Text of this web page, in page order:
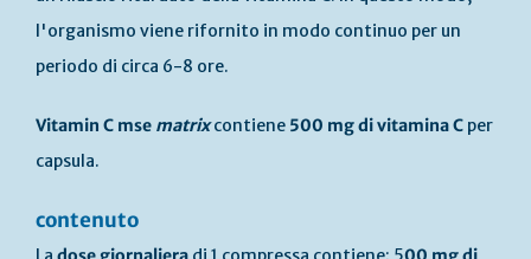
l'organismo viene rifornito in modo continuo per un
periodo di circa 6-8 ore.
Vitamin C mse matrixcontiene 500 mg di vitamina C per
capsula.
contenuto